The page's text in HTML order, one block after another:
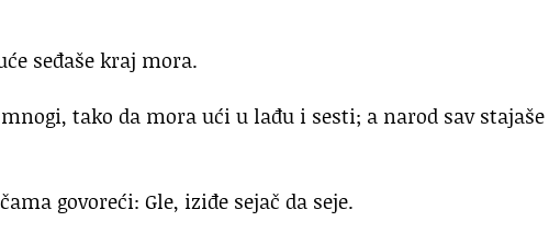
seđaše kraj mora.
tako da mora ući u lađu i sesti; a narod sav stajaše
govoreći: Gle, iziđe sejač da seje.